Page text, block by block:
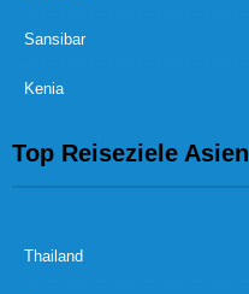
Sansibar
Kenia
Top Reiseziele Asien
Thailand